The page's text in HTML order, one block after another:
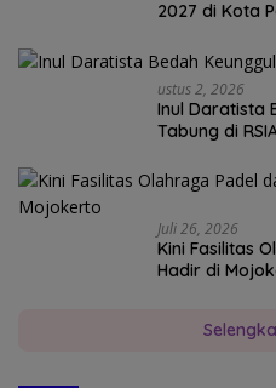
2027 di Kota
Ustus 2, 2026
Inul Daratista
Tabung di
Juli 26, 2026
Kini Fasilitas
Hadir di